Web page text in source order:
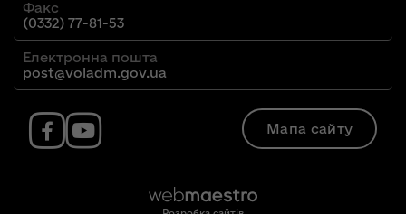
Факс
(0332) 77-81-53
Електронна пошта
post@voladm.gov.ua
Мапа сайту